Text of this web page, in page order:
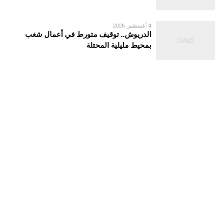
4 أغسطس 2026
الدريوش.. توقيف متورط في أعمال شغب
بمحيط مليلية المحتلة